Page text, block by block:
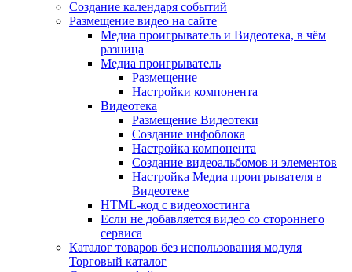
Создание календаря событий
Размещение видео на сайте
Медиа проигрыватель и Видеотека, в чём
разница
Медиа проигрыватель
Размещение
Настройки компонента
Видеотека
Размещение Видеотеки
Создание инфоблока
Настройка компонента
Создание видеоальбомов и элементов
Настройка Медиа проигрывателя в
Видеотеке
HTML-код с видеохостинга
Если не добавляется видео со стороннего
сервиса
Каталог товаров без использования модуля
Торговый каталог